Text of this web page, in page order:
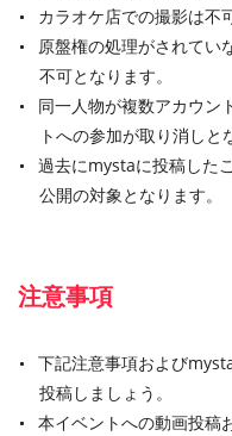
カラオケ店での撮影は不
原盤権の処理がされてい
不可となります。
同一人物が複数アカウン
トへの参加が取り消しと
過去にmystaに投稿した
公開の対象となります。
注意事項
下記注意事項および
投稿しましょう。
本イベントへの動画投稿